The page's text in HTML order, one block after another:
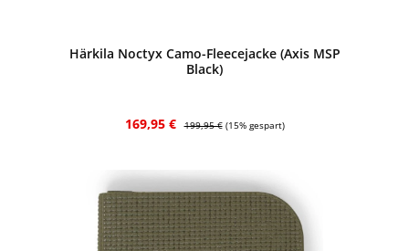
Härkila Noctyx Camo-Fleecejacke (Axis MSP
Black)
Verkaufspreis:
169,95 € Regulärer Preis:
199,95 € (15% gespart)